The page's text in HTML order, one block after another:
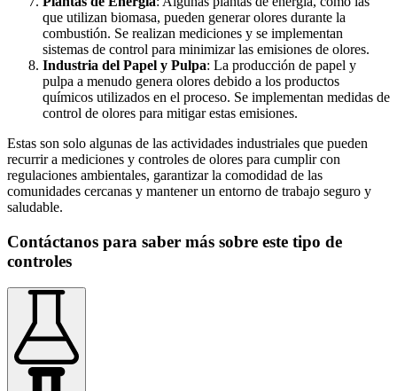
que utilizan biomasa, pueden generar olores durante la
combustión. Se realizan mediciones y se implementan
sistemas de control para minimizar las emisiones de olores.
Industria del Papel y Pulpa: La producción de papel y
pulpa a menudo genera olores debido a los productos
químicos utilizados en el proceso. Se implementan medidas de
control de olores para mitigar estas emisiones.
Estas son solo algunas de las actividades industriales que pueden
recurrir a mediciones y controles de olores para cumplir con
regulaciones ambientales, garantizar la comodidad de las
comunidades cercanas y mantener un entorno de trabajo seguro y
saludable.
Contáctanos para saber más sobre este tipo de
controles